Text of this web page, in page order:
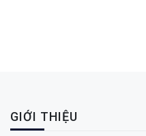
GIỚI THIỆU